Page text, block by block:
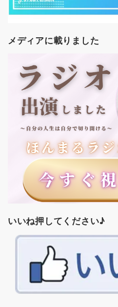
メディアに載りました
いいね押してください♪